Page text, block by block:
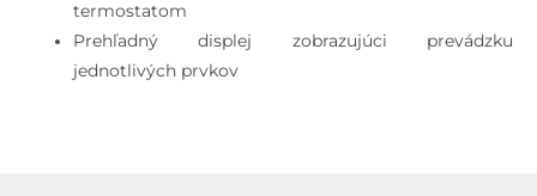
termostatom
Prehľadný displej zobrazujúci prevádzku
jednotlivých prvkov